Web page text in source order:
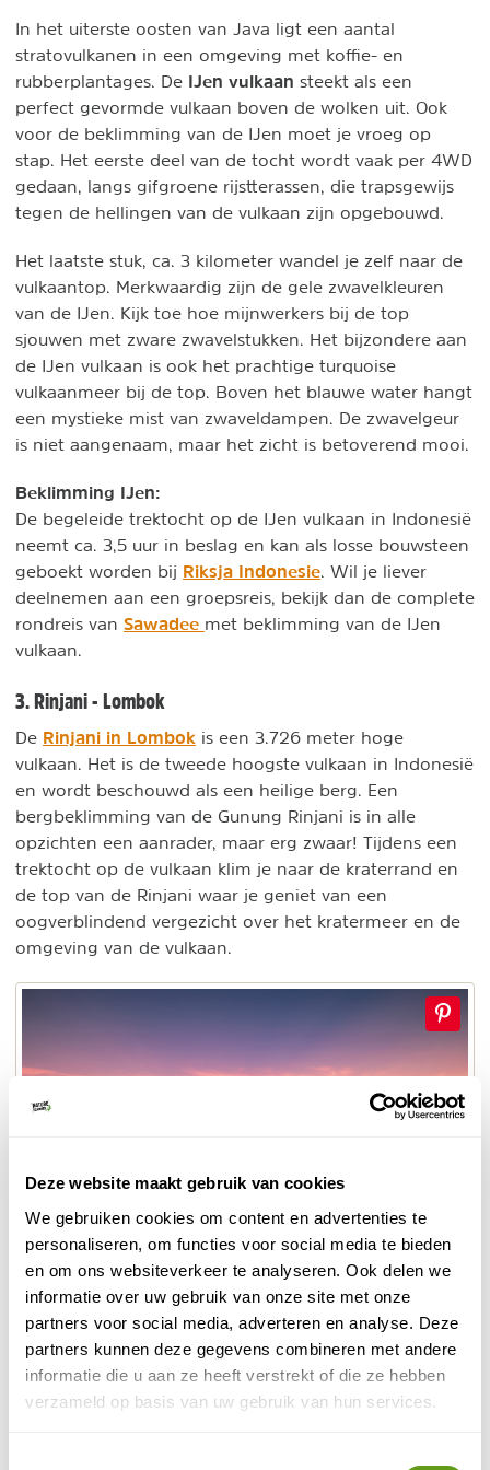
Deze website maakt gebruik van cookies
We gebruiken cookies om content en advertenties te
personaliseren, om functies voor social media te bieden
en om ons websiteverkeer te analyseren. Ook delen we
informatie over uw gebruik van onze site met onze
partners voor social media, adverteren en analyse. Deze
partners kunnen deze gegevens combineren met andere
informatie die u aan ze heeft verstrekt of die ze hebben
verzameld op basis van uw gebruik van hun services.
In het uiterste oosten van Java ligt een aantal
stratovulkanen in een omgeving met koffie- en
rubberplantages. De IJen vulkaan steekt als een
perfect gevormde vulkaan boven de wolken uit. Ook
voor de beklimming van de IJen moet je vroeg op
stap. Het eerste deel van de tocht wordt vaak per 4WD
gedaan, langs gifgroene rijstterassen, die trapsgewijs
tegen de hellingen van de vulkaan zijn opgebouwd.
Het laatste stuk, ca. 3 kilometer wandel je zelf naar de
vulkaantop. Merkwaardig zijn de gele zwavelkleuren
van de IJen. Kijk toe hoe mijnwerkers bij de top
sjouwen met zware zwavelstukken. Het bijzondere aan
de IJen vulkaan is ook het prachtige turquoise
vulkaanmeer bij de top. Boven het blauwe water hangt
een mystieke mist van zwaveldampen. De zwavelgeur
is niet aangenaam, maar het zicht is betoverend mooi.
Beklimming IJen:
De begeleide trektocht op de IJen vulkaan in Indonesië
neemt ca. 3,5 uur in beslag en kan als losse bouwsteen
geboekt worden bij Riksja Indonesie . Wil je liever
deelnemen aan een groepsreis, bekijk dan de complete
rondreis van Sawadee met beklimming van de IJen
vulkaan.
3. Rinjani - Lombok
De Rinjani in Lombok is een 3.726 meter hoge
vulkaan. Het is de tweede hoogste vulkaan in Indonesië
en wordt beschouwd als een heilige berg. Een
bergbeklimming van de Gunung Rinjani is in alle
opzichten een aanrader, maar erg zwaar! Tijdens een
trektocht op de vulkaan klim je naar de kraterrand en
de top van de Rinjani waar je geniet van een
oogverblindend vergezicht over het kratermeer en de
omgeving van de vulkaan.
Vulkaan Lombok